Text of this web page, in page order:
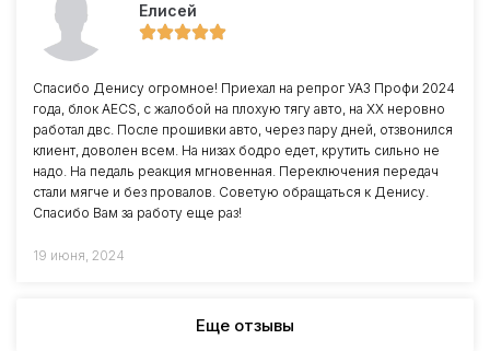
Елисей
Спасибо Денису огромное! Приехал на репрог УАЗ Профи 2024
года, блок AECS, с жалобой на плохую тягу авто, на ХХ неровно
работал двс. После прошивки авто, через пару дней, отзвонился
клиент, доволен всем. На низах бодро едет, крутить сильно не
надо. На педаль реакция мгновенная. Переключения передач
стали мягче и без провалов. Советую обращаться к Денису.
Спасибо Вам за работу еще раз!
19 июня, 2024
Еще отзывы